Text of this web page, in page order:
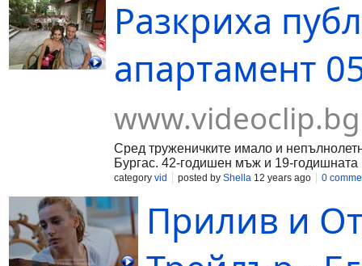
Разкриха
апартамент
www.videoclip.bg
Сред труженичките имало и
Бургас. 42-годишен мъж и 19-годишната
category vid posted by Shella 12 years ago 0
Прилив и